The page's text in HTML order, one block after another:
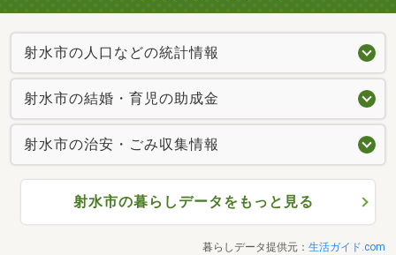
射水市の人口などの統計情報
射水市の結婚・育児の助成金
射水市の治安・ごみ収集情報
射水市の暮らしデータをもっと見る
暮らしデータ提供元： 生活ガイド.com